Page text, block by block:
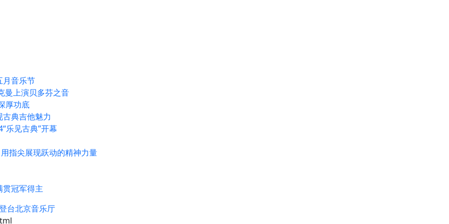
月音乐节
曼上演贝多芬之音
厚功底
典吉他魅力
乐见古典”开幕
指尖展现跃动的精神力量
冠军得主
台北京音乐厅